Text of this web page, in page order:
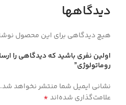
دیدگاهها
هیچ دیدگاهی برای این محصول
روماتولوژي”
نشانی ایمیل شما منتشر نخواهد شد.
علامت‌گذاری شده‌اند*